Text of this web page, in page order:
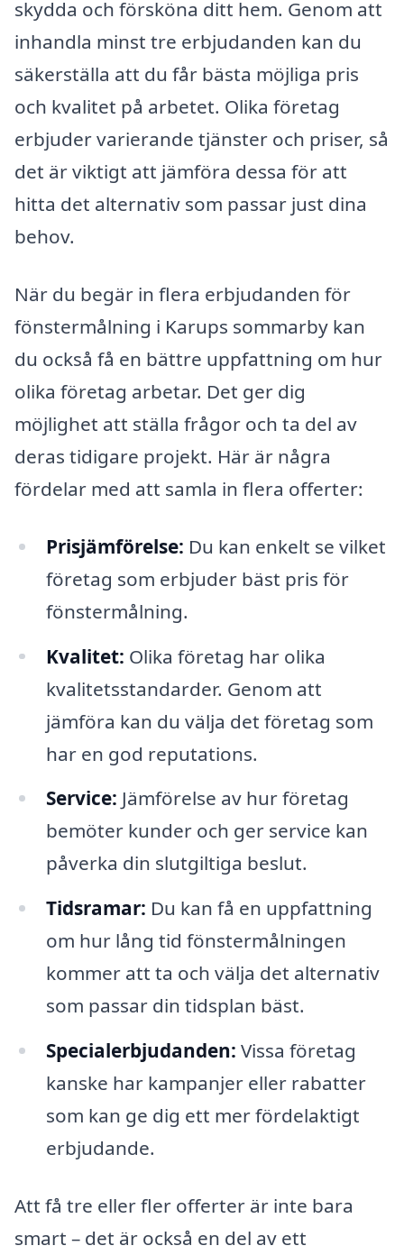
skydda och försköna ditt hem. Genom att
inhandla minst tre erbjudanden kan du
säkerställa att du får bästa möjliga pris
och kvalitet på arbetet. Olika företag
erbjuder varierande tjänster och priser, så
det är viktigt att jämföra dessa för att
hitta det alternativ som passar just dina
behov.
När du begär in flera erbjudanden för
fönstermålning i Karups sommarby kan
du också få en bättre uppfattning om hur
olika företag arbetar. Det ger dig
möjlighet att ställa frågor och ta del av
deras tidigare projekt. Här är några
fördelar med att samla in flera offerter:
Prisjämförelse: Du kan enkelt se vilket
företag som erbjuder bäst pris för
fönstermålning.
Kvalitet: Olika företag har olika
kvalitetsstandarder. Genom att
jämföra kan du välja det företag som
har en god reputations.
Service: Jämförelse av hur företag
bemöter kunder och ger service kan
påverka din slutgiltiga beslut.
Tidsramar: Du kan få en uppfattning
om hur lång tid fönstermålningen
kommer att ta och välja det alternativ
som passar din tidsplan bäst.
Specialerbjudanden: Vissa företag
kanske har kampanjer eller rabatter
som kan ge dig ett mer fördelaktigt
erbjudande.
Att få tre eller fler offerter är inte bara
smart – det är också en del av ett